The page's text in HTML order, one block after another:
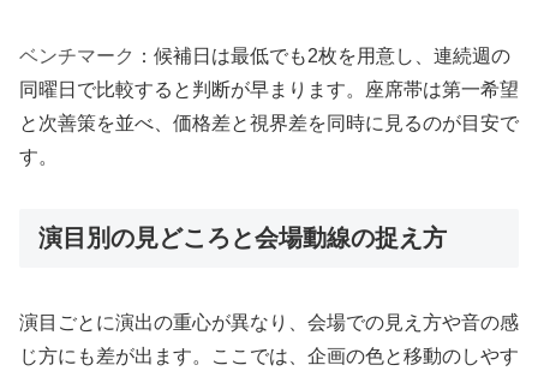
ベンチマーク ：候補日は最低でも2枚を用意し、連続週の
同曜日で比較すると判断が早まります。座席帯は第一希望
と次善策を並べ、価格差と視界差を同時に見るのが目安で
す。
演目別の見どころと会場動線の捉え方
演目ごとに演出の重心が異なり、会場での見え方や音の感
じ方にも差が出ます。ここでは、企画の色と移動のしやす